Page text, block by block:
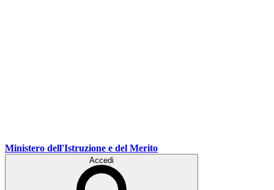
Ministero dell'Istruzione e del Merito
Accedi